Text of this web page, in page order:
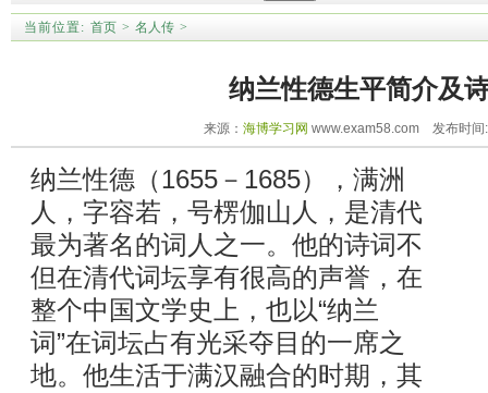
当前位置: 首页 > 名人传 >
纳兰性德生平简介及
来源： 海博学习网 www.exam58.com 发布时间
纳兰性德（1655－1685），满洲
人，字容若，号楞伽山人，是清代
最为著名的词人之一。他的诗词不
但在清代词坛享有很高的声誉，在
整个中国文学史上，也以“纳兰
词”在词坛占有光采夺目的一席之
地。他生活于满汉融合的时期，其